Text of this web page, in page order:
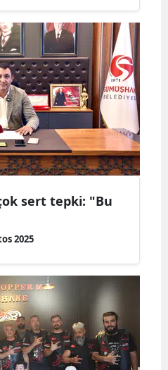
Sakarya
Samsun
Siirt
Sinop
Sivas
Tekirdağ
Tokat
Şanlıurfa
Uşak
Van
sert tepki: "Bu
2025